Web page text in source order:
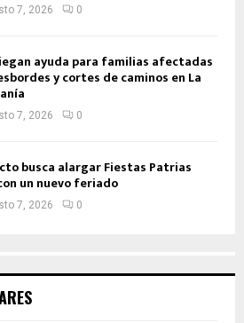
7, 2026 0
ayuda para familias afectadas
y cortes de caminos en La
7, 2026 0
busca alargar Fiestas Patrias
un nuevo feriado
7, 2026 0